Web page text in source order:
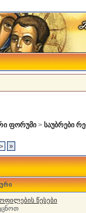
ფორუმი> საუბრები
> »
წესები